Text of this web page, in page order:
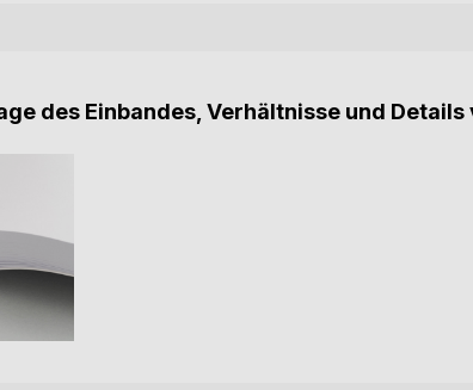
des Einbandes, Verhältnisse und